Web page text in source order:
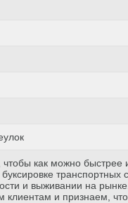
чтобы как можно
транспортных
и выживании на
и признаем,